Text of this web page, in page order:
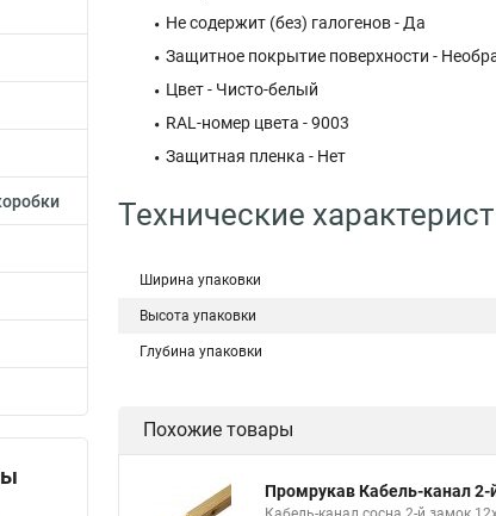
Не содержит (без) галогенов - Да
Защитное покрытие поверхности -
Цвет - Чисто-белый
RAL-номер цвета - 9003
Защитная пленка - Нет
Технические
Ширина упаковки
Высота упаковки
Глубина упаковки
Похожие товары
Промрукав Кабель-канал 2-